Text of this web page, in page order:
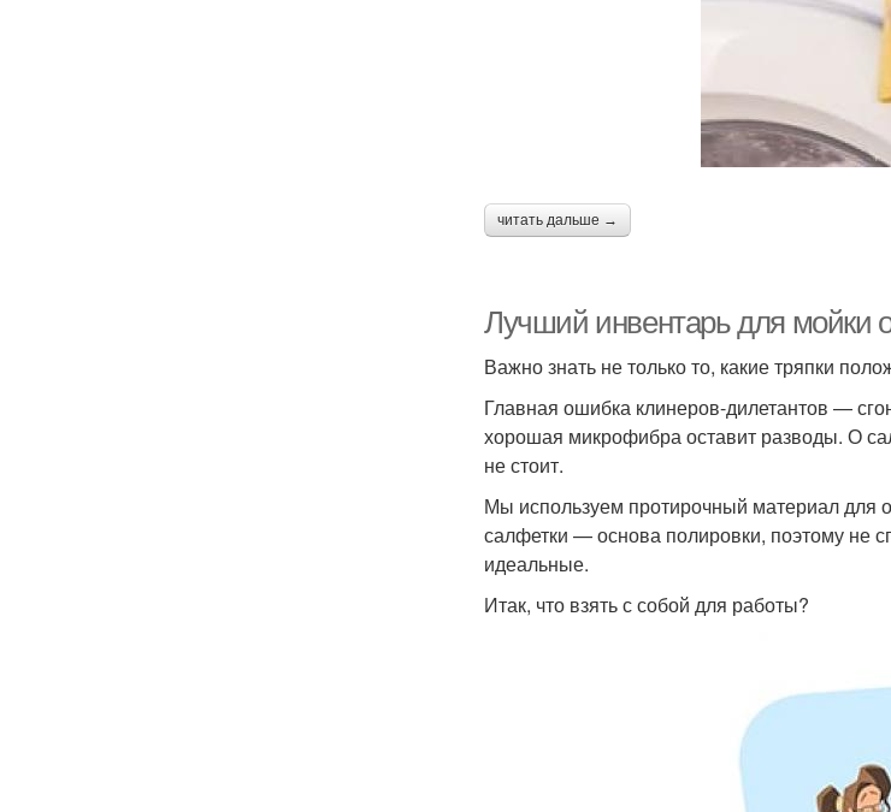
читать дальше →
Лучший инвентарь для мойки
Важно знать не только то, какие тряпки
Главная ошибка клинеров-дилетантов —
хорошая микрофибра оставит разводы. О
не стоит.
Мы используем протирочный материал для
салфетки — основа полировки, поэтому не
идеальные.
Итак, что взять с собой для работы?